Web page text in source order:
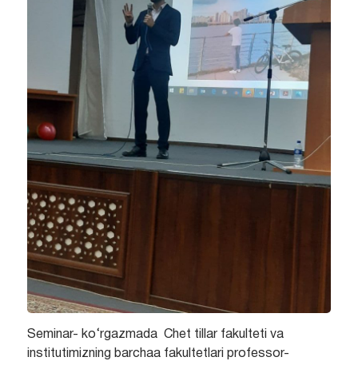
Seminar- ko‘rgazmada Chet tillar fakulteti va
institutimizning barchaa fakultetlari professor-